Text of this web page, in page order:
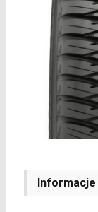
Informacje